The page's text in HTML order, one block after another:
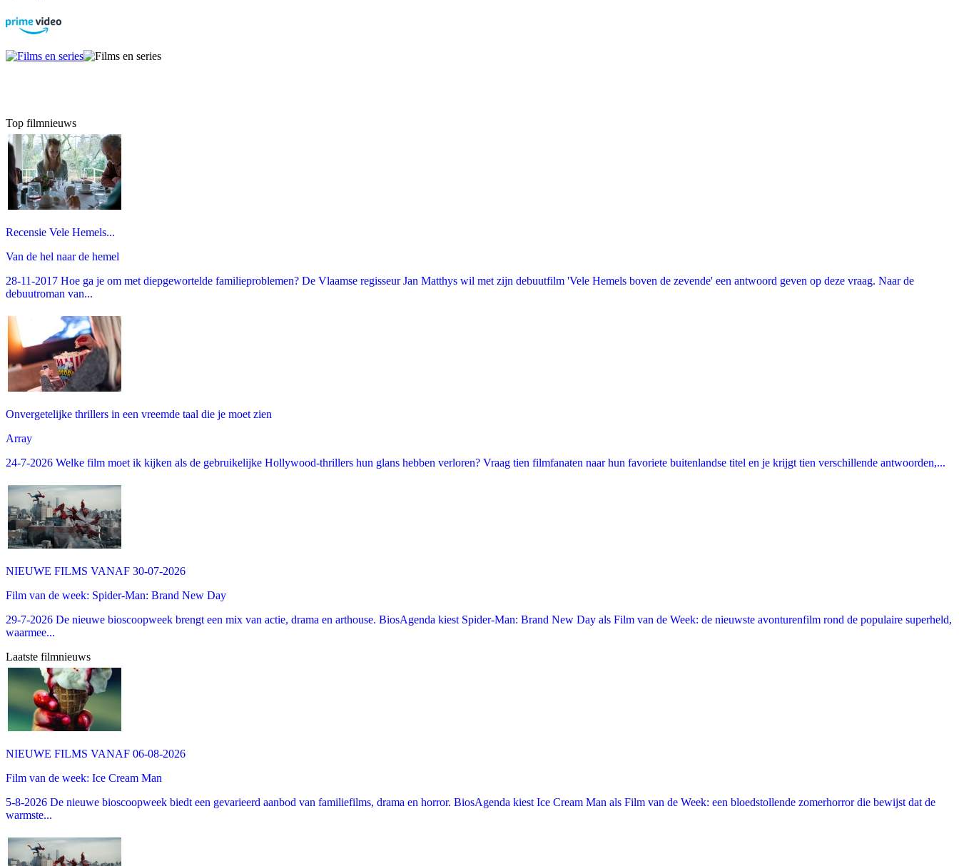
Top filmnieuws
Recensie Vele Hemels...
Van de hel naar de hemel
28-11-2017 Hoe ga je om met diepgewortelde familieproblemen? De Vlaamse regisseur Jan Matthys wil met zijn debuutfilm 'Vele Hemels boven de zevende' een antwoord geven op deze vraag. Naar de
debuutroman van...
Onvergetelijke thrillers in een vreemde taal die je moet zien
Array
24-7-2026 Welke film moet ik kijken als de gebruikelijke Hollywood-thrillers hun glans hebben verloren? Vraag tien filmfanaten naar hun favoriete buitenlandse titel en je krijgt tien verschillende antwoorden,...
NIEUWE FILMS VANAF 30-07-2026
Film van de week: Spider-Man: Brand New Day
29-7-2026 De nieuwe bioscoopweek brengt een mix van actie, drama en arthouse. BiosAgenda kiest Spider-Man: Brand New Day als Film van de Week: de nieuwste avonturenfilm rond de populaire superheld,
waarmee...
Laatste filmnieuws
NIEUWE FILMS VANAF 06-08-2026
Film van de week: Ice Cream Man
5-8-2026 De nieuwe bioscoopweek biedt een gevarieerd aanbod van familiefilms, drama en horror. BiosAgenda kiest Ice Cream Man als Film van de Week: een bloedstollende zomerhorror die bewijst dat de
warmste...